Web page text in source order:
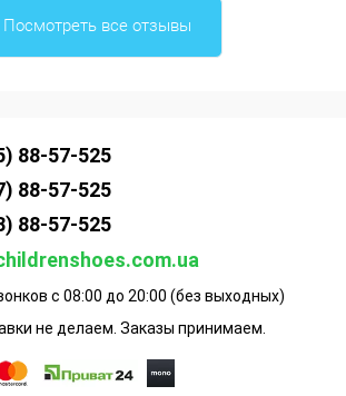
Посмотреть все отзывы
88-57-525
88-57-525
88-57-525
с 08:00 до 20:00 (без выходных)
не делаем. Заказы принимаем.